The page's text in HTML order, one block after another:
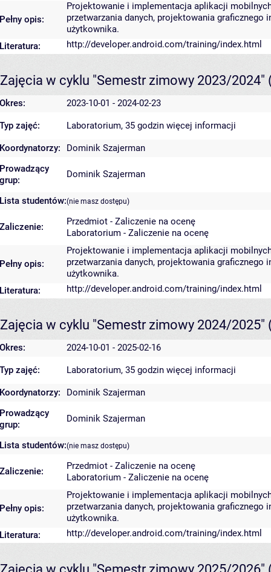
Pełny opis:
Projektowanie i implementacja aplikacji
przetwarzania danych, projektowania
użytkownika.
Literatura:
http://developer.android.com/training/index.html
Zajęcia w cyklu "Semestr zimowy 2023/2024"
Okres: 2023-10-01 - 2024-02-23
Typ zajęć: Laboratorium, 35 godzin więcej informacji
Koordynatorzy:
Dominik Szajerman
Prowadzący
grup:
Dominik Szajerman
Lista studentów:(nie masz dostępu)
Zaliczenie:
Przedmiot - Zaliczenie na ocenę
Laboratorium - Zaliczenie na ocenę
Pełny opis:
Projektowanie i implementacja aplikacji
przetwarzania danych, projektowania
użytkownika.
Literatura:
http://developer.android.com/training/index.html
Zajęcia w cyklu "Semestr zimowy 2024/2025"
Okres: 2024-10-01 - 2025-02-16
Typ zajęć: Laboratorium, 35 godzin więcej informacji
Koordynatorzy:
Dominik Szajerman
Prowadzący
grup:
Dominik Szajerman
Lista studentów:(nie masz dostępu)
Zaliczenie:
Przedmiot - Zaliczenie na ocenę
Laboratorium - Zaliczenie na ocenę
Pełny opis:
Projektowanie i implementacja aplikacji
przetwarzania danych, projektowania
użytkownika.
Literatura:
http://developer.android.com/training/index.html